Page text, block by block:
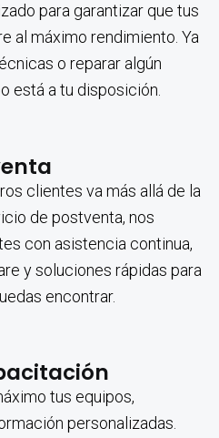
para garantizar que tus
al máximo rendimiento. Ya
o reparar algún
está a tu disposición.
clientes va más allá de la
de postventa, nos
con asistencia continua,
y soluciones rápidas para
encontrar.
tus equipos,
personalizadas.